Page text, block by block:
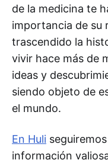
de la medicina te
importancia de su
trascendido la
vivir hace más de
ideas y
siendo objeto de
el mundo.
En Huli
información